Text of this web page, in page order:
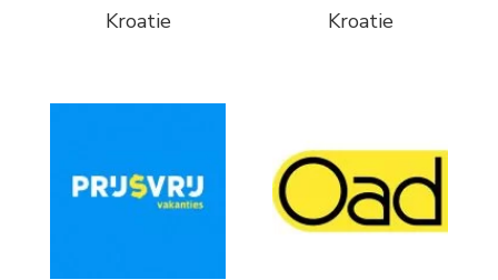
Kroatie Kroatie